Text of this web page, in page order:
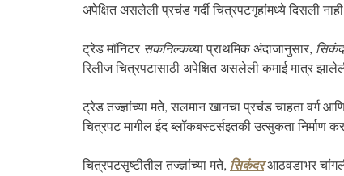
अपेक्षित असलेली प्रचंड गर्दी चित्रपटगृहांमध्ये दिसली
ट्रेड मॉनिटर सकनिल्कच्या प्राथमिक अंदाजानुसार,
रिलीज चित्रपटासाठी अपेक्षित असलेली कमाई मात्र
ट्रेड तज्ज्ञांच्या मते, सलमान खानचा प्रचंड चाहता वर्ग
चित्रपट मागील ईद ब्लॉकबस्टर्सइतकी उत्सुकता निर्माण
चित्रपटसृष्टीतील तज्ज्ञांच्या मते, सिकंदरआठवडाभर